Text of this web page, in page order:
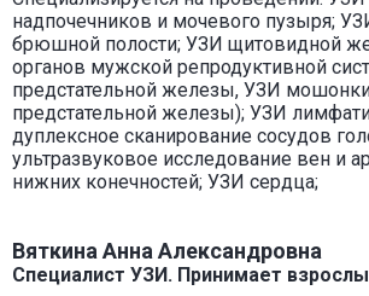
надпочечников и мочевого пузыря;
брюшной полости; УЗИ щитовидной
органов мужской репродуктивной
предстательной железы, УЗИ
предстательной железы); УЗИ
дуплексное сканирование сосудов
ультразвуковое исследование вен и
нижних конечностей; УЗИ сердца;
Вяткина Анна Александровна
Специалист УЗИ. Принимает